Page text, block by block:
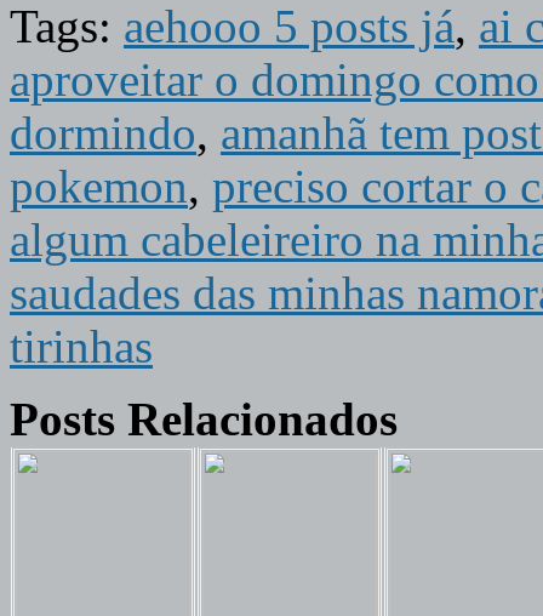
Tags: aehooo 5 posts já, ai
aproveitar o domingo
dormindo, amanhã tem
pokemon, preciso cortar o
algum cabeleireiro na
saudades das minhas
tirinhas
Posts Relacionados